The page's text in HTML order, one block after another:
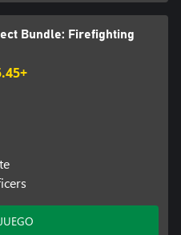
Bundle: Firefighting